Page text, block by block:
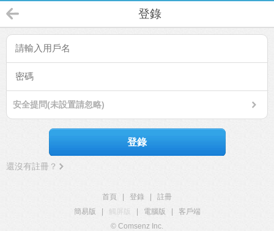
登錄
安全提問(未設置請忽略)
登錄
還沒有註冊？
首頁 登錄
註冊
簡易版
觸屏版 電腦版
客戶端
© Comsenz Inc.